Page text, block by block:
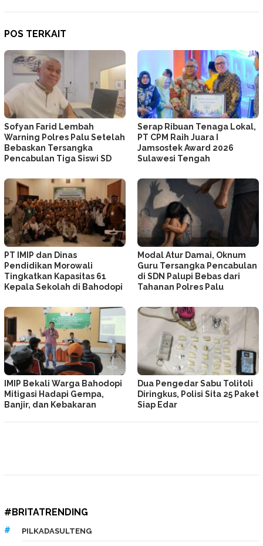
POS TERKAIT
Sofyan Farid Lembah
Warning Polres Palu Setelah
Bebaskan Tersangka
Pencabulan Tiga Siswi SD
Serap Ribuan Tenaga Lokal,
PT CPM Raih Juara I
Jamsostek Award 2026
Sulawesi Tengah
PT IMIP dan Dinas
Pendidikan Morowali
Tingkatkan Kapasitas 61
Kepala Sekolah di Bahodopi
Modal Atur Damai, Oknum
Guru Tersangka Pencabulan
di SDN Palupi Bebas dari
Tahanan Polres Palu
IMIP Bekali Warga Bahodopi
Mitigasi Hadapi Gempa,
Banjir, dan Kebakaran
Dua Pengedar Sabu Tolitoli
Diringkus, Polisi Sita 25 Paket
Siap Edar
#BRITATRENDING
PILKADASULTENG